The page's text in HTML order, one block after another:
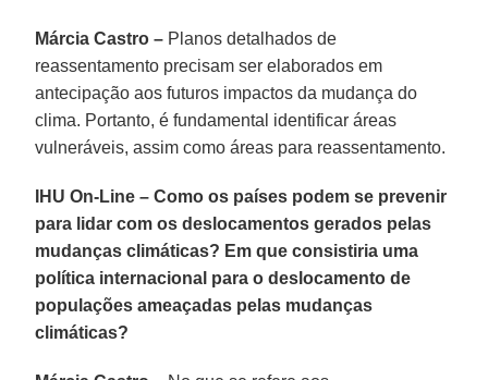
Márcia Castro – Planos detalhados de
reassentamento precisam ser elaborados em
antecipação aos futuros impactos da mudança do
clima. Portanto, é fundamental identificar áreas
vulneráveis, assim como áreas para reassentamento.
IHU On-Line – Como os países podem se prevenir
para lidar com os deslocamentos gerados pelas
mudanças climáticas? Em que consistiria uma
política internacional para o deslocamento de
populações ameaçadas pelas mudanças
climáticas?